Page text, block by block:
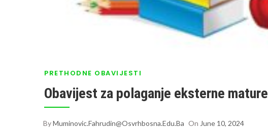
PRETHODNE OBAVIJESTI
Obavijest za polaganje eksterne mature
ByMuminovic.fahrudin@osvrhbosna.edu.ba On June 10, 2024